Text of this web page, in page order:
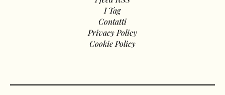
I Tag
Contatti
Privacy Policy
Cookie Policy